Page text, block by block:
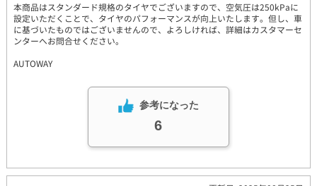
本商品はスタンダード規格のタイヤでございますので、空気圧は250kPaに
設定いただくことで、タイヤのパフォーマンスが向上いたします。但し、車
に基づいたものではございませんので、よろしければ、詳細はカスタマーセ
ンターへお問合せください。
AUTOWAY
参考になった
6